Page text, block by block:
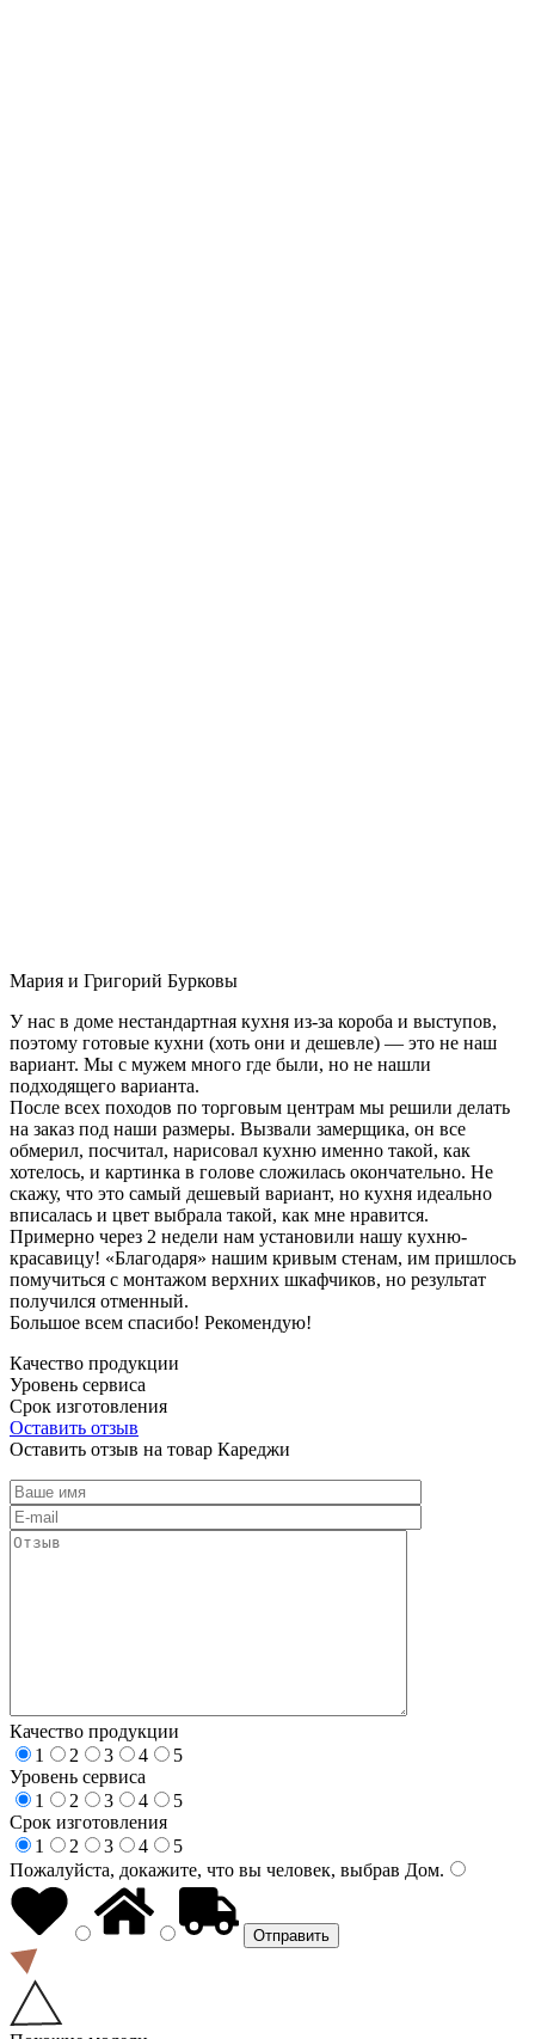
Мария и Григорий Бурковы
У нас в доме нестандартная кухня из-за короба и выступов,
поэтому готовые кухни (хоть они и дешевле) — это не наш
вариант. Мы с мужем много где были, но не нашли
подходящего варианта.
После всех походов по торговым центрам мы решили делать
на заказ под наши размеры. Вызвали замерщика, он все
обмерил, посчитал, нарисовал кухню именно такой, как
хотелось, и картинка в голове сложилась окончательно. Не
скажу, что это самый дешевый вариант, но кухня идеально
вписалась и цвет выбрала такой, как мне нравится.
Примерно через 2 недели нам установили нашу кухню-
красавицу! «Благодаря» нашим кривым стенам, им пришлось
помучиться с монтажом верхних шкафчиков, но результат
получился отменный.
Большое всем спасибо! Рекомендую!
Качество продукции
Уровень сервиса
Срок изготовления
Оставить отзыв
Оставить отзыв на товар Кареджи
Качество продукции
1
2 3 4
5
Уровень сервиса
1
2 3 4
5
Срок изготовления
1
2 3 4
5
Пожалуйста, докажите, что вы человек, выбрав Дом.